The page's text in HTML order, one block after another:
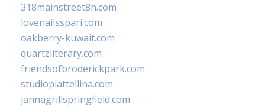
318mainstreet8h.com
lovenailsspari.com
oakberry-kuwait.com
quartzliterary.com
friendsofbroderickpark.com
studiopiattellina.com
jannagrillspringfield.com